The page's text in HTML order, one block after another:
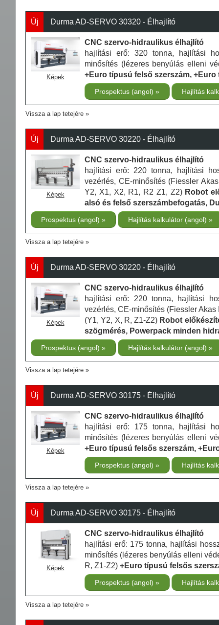
Új Durma AD-SERVO 30320 - Élhajlító
Képek
CNC szervo-hidraulikus élhajlító
hajlítási erő: 320 tonna, hajlítási
minősítés (lézeres benyúlás elleni
+Euro típusú felső szerszám,
Prospektus (angol) Hajlítás
Vissza a lap tetejére
Új Durma AD-SERVO 30220 - Élhajlító
Képek
CNC szervo-hidraulikus élhajlító
hajlítási erő: 220 tonna, hajlítási
vezérlés, CE-minősítés (Fiessler
Y2, X1, X2, R1, R2 Z1, Z2) Robot
alsó és felső szerszámbefogatás,
Prospektus (angol) Hajlítás kalkulátor (angol)
Vissza a lap tetejére
Új Durma AD-SERVO 30220 - Élhajlító
Képek
CNC szervo-hidraulikus élhajlító
hajlítási erő: 220 tonna, hajlítási
vezérlés, CE-minősítés (Fiessler
(Y1, Y2, X, R, Z1-Z2) Robot
szögmérés, Powerpack minden
Prospektus (angol) Hajlítás kalkulátor (angol)
Vissza a lap tetejére
Új Durma AD-SERVO 30175 - Élhajlító
Képek
CNC szervo-hidraulikus élhajlító
hajlítási erő: 175 tonna, hajlítási
minősítés (lézeres benyúlás elleni
+Euro típusú felsős szerszám,
Prospektus (angol) Hajlítás
Vissza a lap tetejére
Új Durma AD-SERVO 30175 - Élhajlító
Képek
CNC szervo-hidraulikus élhajlító
hajlítási erő: 175 tonna, hajlítási
minősítés (lézeres benyúlás elleni
R, Z1-Z2) +Euro típusú felsős
Prospektus (angol) Hajlítás
Vissza a lap tetejére